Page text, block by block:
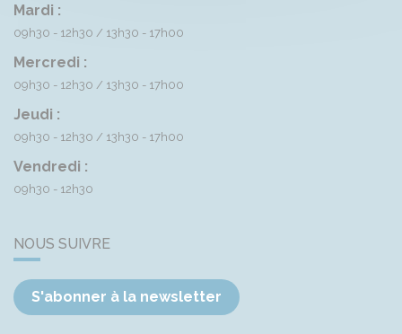
Mardi :
09h30 - 12h30 13h30 - 17h00
Mercredi :
09h30 - 12h30 13h30 - 17h00
Jeudi :
09h30 - 12h30 13h30 - 17h00
Vendredi :
09h30 - 12h30
NOUS SUIVRE
S'abonner à la newsletter